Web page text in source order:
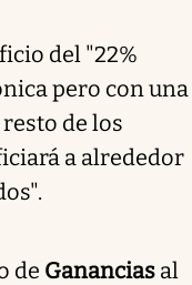
del "22%
pero con una
de los
a alrededor
de Ganancias al